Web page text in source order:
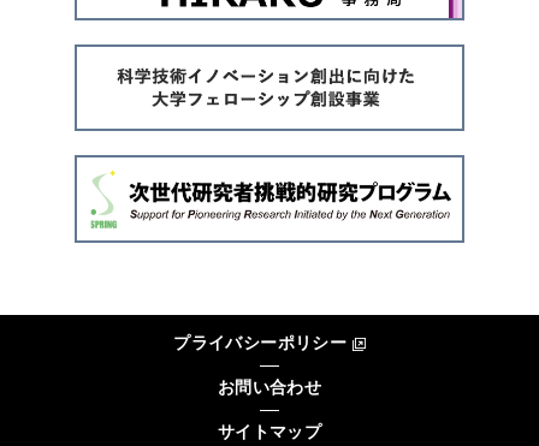
プライバシーポリシー
お問い合わせ
サイトマップ